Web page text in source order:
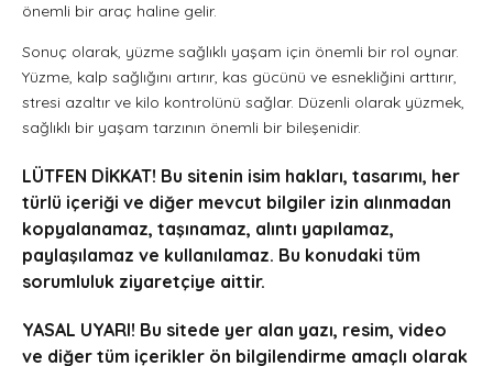
önemli bir araç haline gelir.
Sonuç olarak, yüzme sağlıklı yaşam için önemli bir rol oynar.
Yüzme, kalp sağlığını artırır, kas gücünü ve esnekliğini arttırır,
stresi azaltır ve kilo kontrolünü sağlar. Düzenli olarak yüzmek,
sağlıklı bir yaşam tarzının önemli bir bileşenidir.
LÜTFEN DİKKAT! Bu sitenin isim hakları, tasarımı, her
türlü içeriği ve diğer mevcut bilgiler izin alınmadan
kopyalanamaz, taşınamaz, alıntı yapılamaz,
paylaşılamaz ve kullanılamaz. Bu konudaki tüm
sorumluluk ziyaretçiye aittir.
YASAL UYARI! Bu sitede yer alan yazı, resim, video
ve diğer tüm içerikler ön bilgilendirme amaçlı olarak